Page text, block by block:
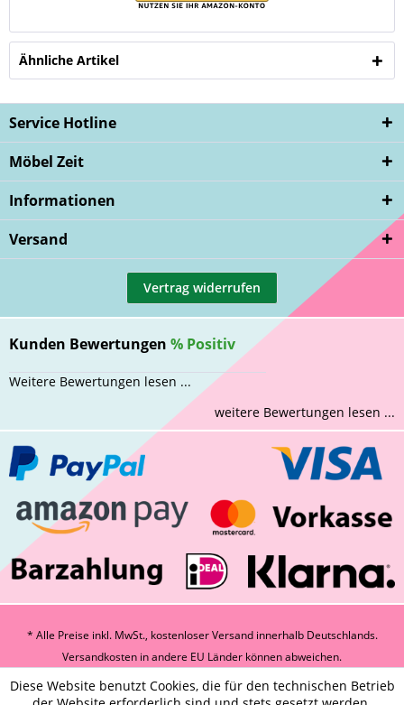
Ähnliche Artikel
Service Hotline
Möbel Zeit
Informationen
Versand
Vertrag widerrufen
Kunden Bewertungen % Positiv
Weitere Bewertungen lesen ...
weitere Bewertungen lesen ...
* Alle Preise inkl. MwSt., kostenloser Versand innerhalb Deutschlands.
Versandkosten in andere EU Länder können abweichen.
Diese Website benutzt Cookies, die für den technischen Betrieb